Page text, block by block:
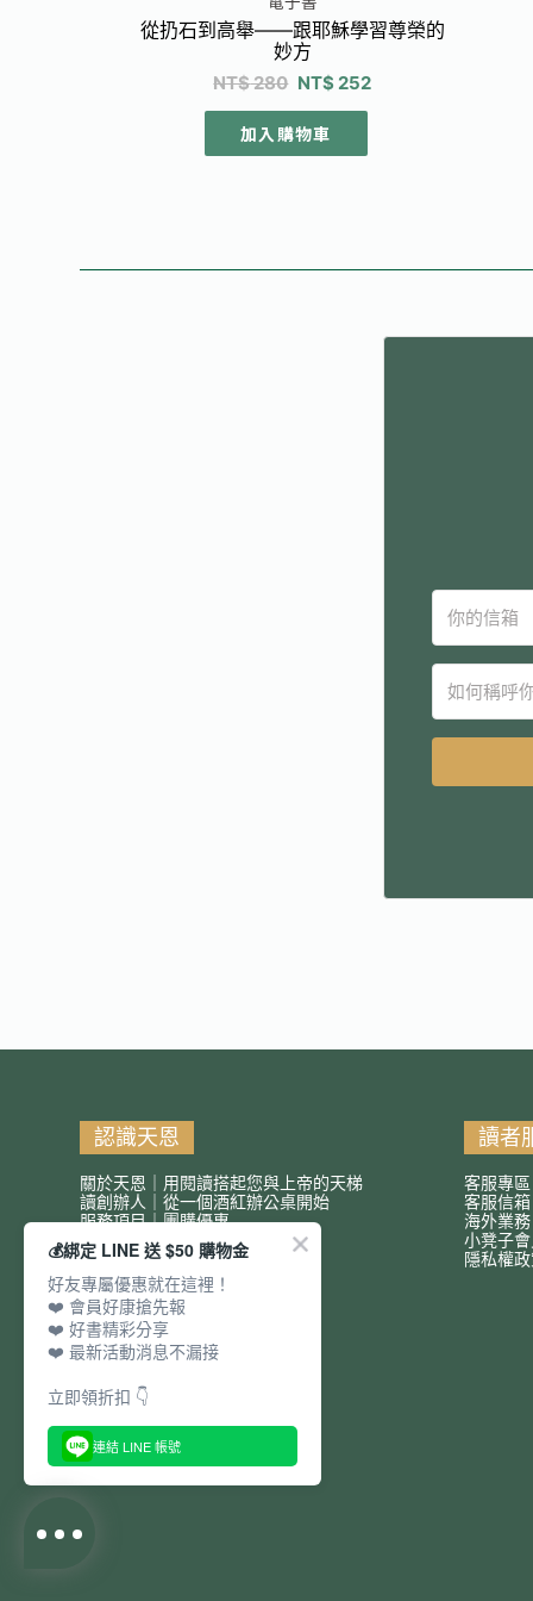
從扔石到高舉——跟耶穌學習尊榮的
妙方
NT$280 NT$ 252
加入購物車
認識天恩
關於天恩｜用閱讀搭起您與上帝的天梯
讀創辦人｜從一個酒紅辦公桌開始
服務項目｜團購優惠
讀者
客服專
客服信
海外業
小凳子
隱私權
💰綁定 LINE 送 $50 購物金
好友專屬優惠就在這裡！
❤️ 會員好康搶先報
❤️ 好書精彩分享
❤️ 最新活動消息不漏接
立即領折扣 👇
連結 LINE 帳號